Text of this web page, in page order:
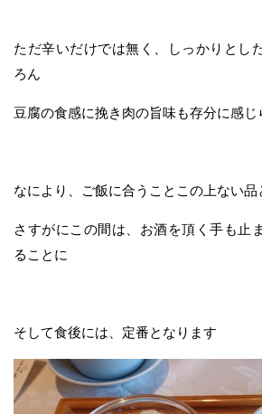
ただ辛いだけでは無く、しっかりとし
ろん
豆腐の食感に挽き肉の旨味も存分に感
なにより、ご飯に合うことこの上ない品
さすがにこの間は、お酒を頂く手も止
ることに
そして食後には、定番となります